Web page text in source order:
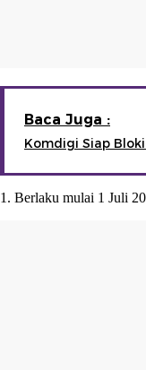
Baca Juga :
Komdigi Siap
1. Berlaku mulai 1 Juli